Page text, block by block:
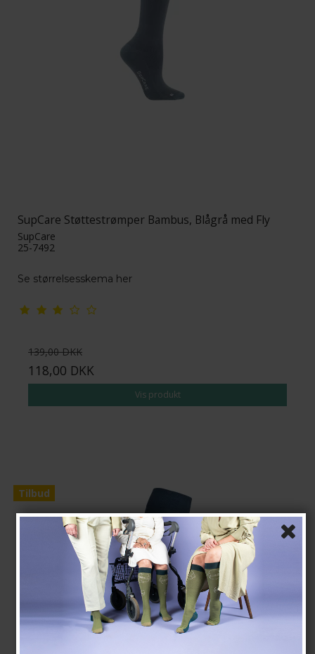
SupCare Støttestrømper Bambus, Blågrå med Fly
SupCare
25-7492
Se størrelsesskema her
139,00 DKK
118,00 DKK
Vis produkt
Tilbud